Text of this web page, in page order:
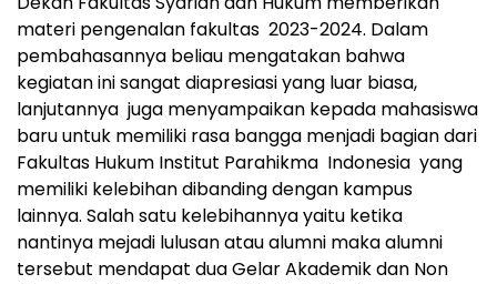
materi pengenalan fakultas 2023-2024. Dalam
pembahasannya beliau mengatakan bahwa
kegiatan ini sangat diapresiasi yang luar biasa,
lanjutannya juga menyampaikan kepada mahasiswa
baru untuk memiliki rasa bangga menjadi bagian dari
Fakultas Hukum Institut Parahikma Indonesia yang
memiliki kelebihan dibanding dengan kampus
lainnya. Salah satu kelebihannya yaitu ketika
nantinya mejadi lulusan atau alumni maka alumni
tersebut mendapat dua Gelar Akademik dan Non